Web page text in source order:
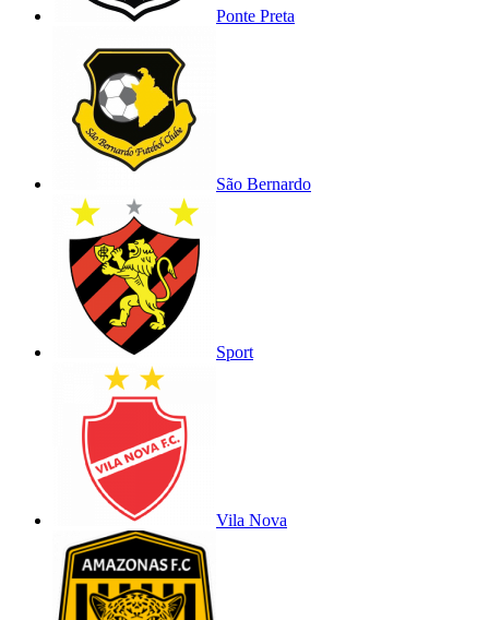
Ponte Preta
São Bernardo
Sport
Vila Nova